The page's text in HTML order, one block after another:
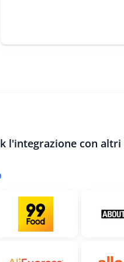
l'integrazione con